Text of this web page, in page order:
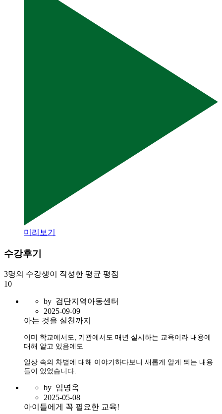
미리보기
수강후기
3명의 수강생이 작성한 평균 평점
10
by 검단지역아동센터
2025-09-09
아는 것을 실천까지
이미 학교에서도, 기관에서도 매년 실시하는 교육이라 내용에
대해 알고 있음에도
일상 속의 차별에 대해 이야기하다보니 새롭게 알게 되는 내용
들이 있었습니다.
by 임명옥
2025-05-08
아이들에게 꼭 필요한 교육!